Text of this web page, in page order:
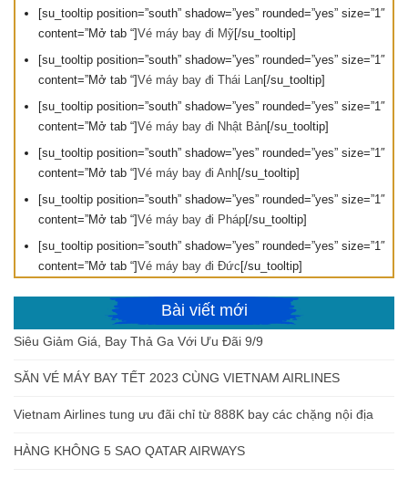
[su_tooltip position=”south” shadow=”yes” rounded=”yes” size=”1″
content=”Mở tab “]Vé máy bay đi Mỹ[/su_tooltip]
[su_tooltip position=”south” shadow=”yes” rounded=”yes” size=”1″
content=”Mở tab “]Vé máy bay đi Thái Lan[/su_tooltip]
[su_tooltip position=”south” shadow=”yes” rounded=”yes” size=”1″
content=”Mở tab “]Vé máy bay đi Nhật Bản[/su_tooltip]
[su_tooltip position=”south” shadow=”yes” rounded=”yes” size=”1″
content=”Mở tab “]Vé máy bay đi Anh[/su_tooltip]
[su_tooltip position=”south” shadow=”yes” rounded=”yes” size=”1″
content=”Mở tab “]Vé máy bay đi Pháp[/su_tooltip]
[su_tooltip position=”south” shadow=”yes” rounded=”yes” size=”1″
content=”Mở tab “]Vé máy bay đi Đức [/su_tooltip]
Bài viết mới
Siêu Giảm Giá, Bay Thả Ga Với Ưu Đãi 9/9
SĂN VÉ MÁY BAY TẾT 2023 CÙNG VIETNAM AIRLINES
Vietnam Airlines tung ưu đãi chỉ từ 888K bay các chặng nội địa
HÀNG KHÔNG 5 SAO QATAR AIRWAYS